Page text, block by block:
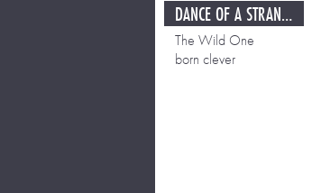
DANCE OF A STRANHER HEART
The Wild One
born clever